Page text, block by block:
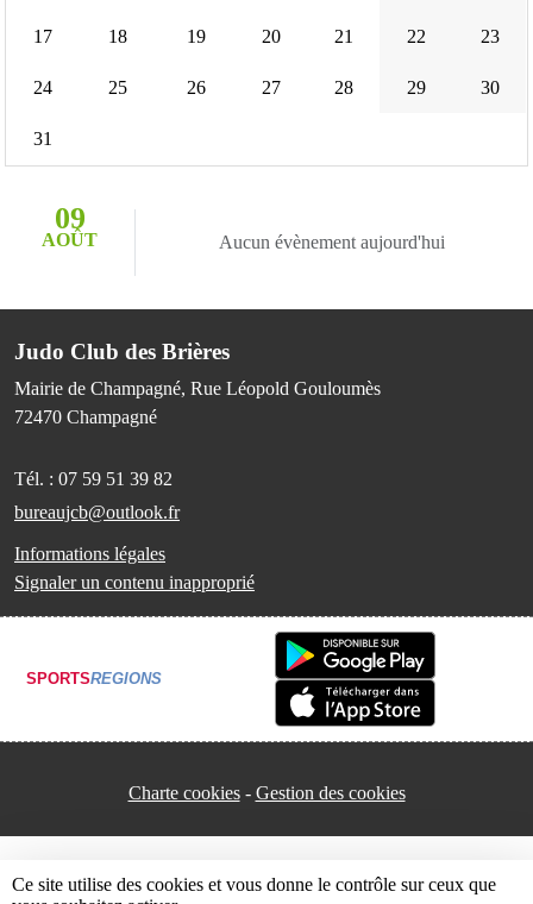
17 18 19 20 21 22 23
24 25 26 27 28 29 30
31
09
AOÛT Aucun évènement aujourd'hui
Judo Club des Brières
Mairie de Champagné, Rue Léopold Gouloumès
72470 Champagné
Tél. : 07 59 51 39 82
bureaujcb@outlook.fr
Informations légales
Signaler un contenu inapproprié
SPORTSREGIONS
Charte cookies Gestion des cookies
Ce site utilise des cookies et vous donne le contrôle sur ceux que